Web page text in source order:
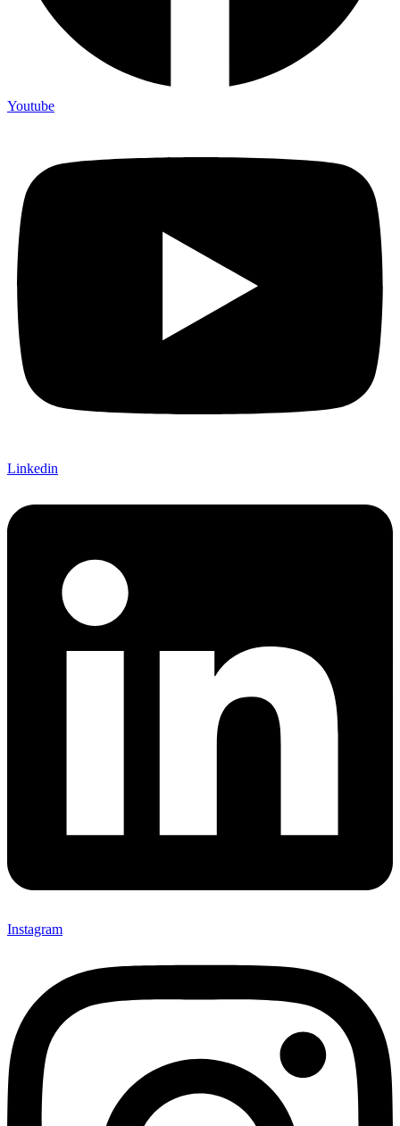
Youtube
Linkedin
Instagram